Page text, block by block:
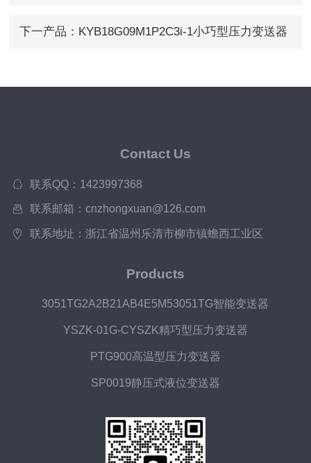
下一产品： KYB18G09M1P2C3i-1小巧型压力变送器
Contact Us
联系QQ：1423997368
联系邮箱：cnzhongxuan@126.com
联系地址：浙江省温州乐清市柳市镇蟾西工业区
Products
3051TG2A2B21AB4E5M53051TG智能变送器
YSZK-01G-CYSZK精巧型压力变送器
PTG900高温型压力变送器
SP0019静压式液位变送器